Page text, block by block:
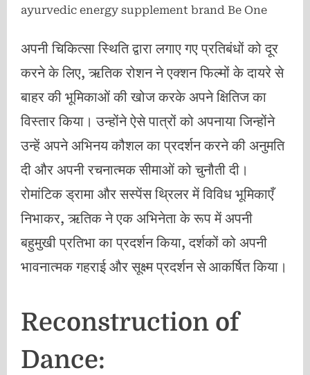
अपनी चिकित्सा स्थिति द्वारा लगाए गए प्रतिबंधों को दूर
करने के लिए, ऋतिक रोशन ने एक्शन फिल्मों के दायरे से
बाहर की भूमिकाओं की खोज करके अपने क्षितिज का
विस्तार किया। उन्होंने ऐसे पात्रों को अपनाया जिन्होंने
उन्हें अपने अभिनय कौशल का प्रदर्शन करने की अनुमति
दी और अपनी रचनात्मक सीमाओं को चुनौती दी।
रोमांटिक ड्रामा और सस्पेंस थ्रिलर में विविध भूमिकाएँ
निभाकर, ऋतिक ने एक अभिनेता के रूप में अपनी
बहुमुखी प्रतिभा का प्रदर्शन किया, दर्शकों को अपनी
भावनात्मक गहराई और सूक्ष्म प्रदर्शन से आकर्षित किया।
Reconstruction of
Dance: